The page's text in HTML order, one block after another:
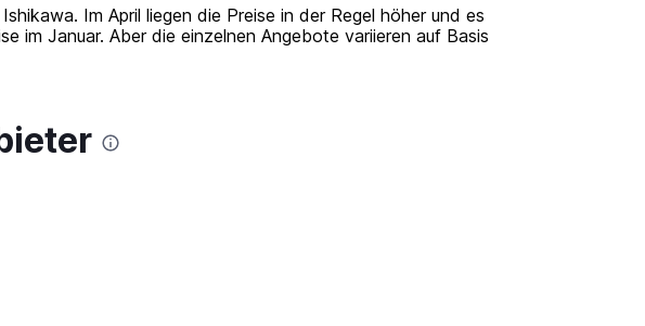
Im April liegen die Preise in der Regel höher und es
im Januar. Aber die einzelnen Angebote variieren auf Basis